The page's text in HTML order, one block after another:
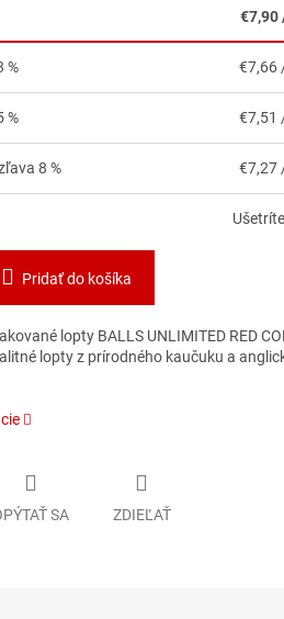
€7,90
% €7,66
% €7,51
8 % €7,27
Ušetríte
Pridať do košíka
lopty BALLS UNLIMITED RED
lopty z prírodného kaučuku a
SA ZDIEĽAŤ